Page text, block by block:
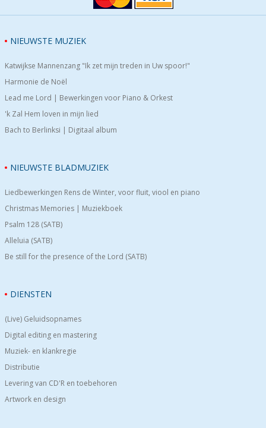
NIEUWSTE MUZIEK
Katwijkse Mannenzang "Ik zet mijn treden in Uw spoor!"
Harmonie de Noël
Lead me Lord | Bewerkingen voor Piano & Orkest
'k Zal Hem loven in mijn lied
Bach to Berlinksi | Digitaal album
NIEUWSTE BLADMUZIEK
Liedbewerkingen Rens de Winter, voor fluit, viool en piano
Christmas Memories | Muziekboek
Psalm 128 (SATB)
Alleluia (SATB)
Be still for the presence of the Lord (SATB)
DIENSTEN
(Live) Geluidsopnames
Digital editing en mastering
Muziek- en klankregie
Distributie
Levering van CD'R en toebehoren
Artwork en design